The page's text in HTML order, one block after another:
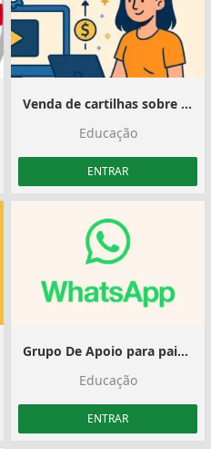
Venda de cartilhas sobre diversos assuntos
Educação
ENTRAR
Grupo De Apoio para pais Atípicos
Educação
ENTRAR